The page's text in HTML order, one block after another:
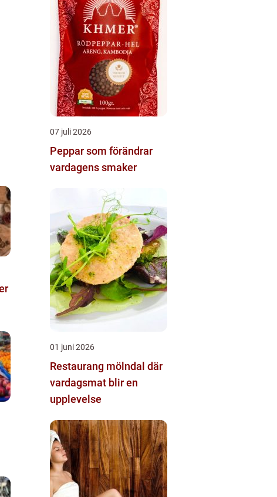
07 juli 2026
Peppar som förändrar
vardagens smaker
01 juni 2026
Restaurang mölndal där
vardagsmat blir en
upplevelse